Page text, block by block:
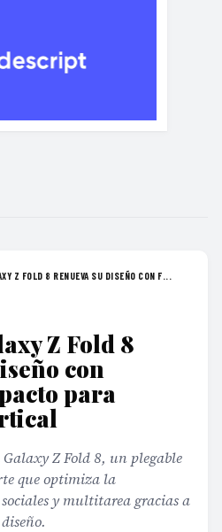
Z FOLD 8 RENUEVA SU DISEÑO CON F...
Z Fold 8
con
para
Galaxy Z Fold 8, un plegable
que optimiza la
y multitarea gracias a